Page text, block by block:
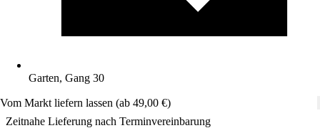
Garten, Gang 30
Vom Markt liefern lassen (ab 49,00 €)
Zeitnahe Lieferung nach Terminvereinbarung